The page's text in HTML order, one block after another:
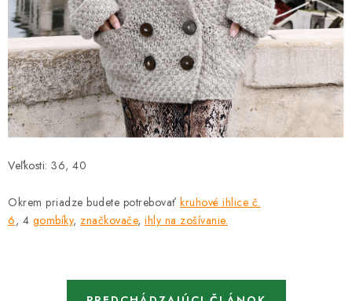
Veľkosti: 36, 40
Okrem priadze budete potrebovať kruhové ihlice č.
6, 4 gombíky, značkovače, ihly na zošívanie.